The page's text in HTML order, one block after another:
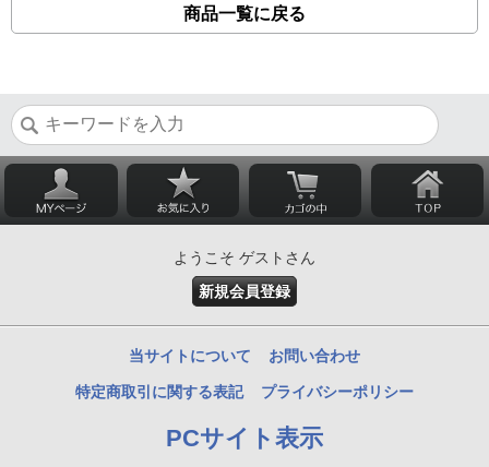
商品一覧に戻る
ようこそ ゲストさん
新規会員登録
当サイトについて お問い合わせ
特定商取引に関する表記 プライバシーポリシー
PCサイト表示